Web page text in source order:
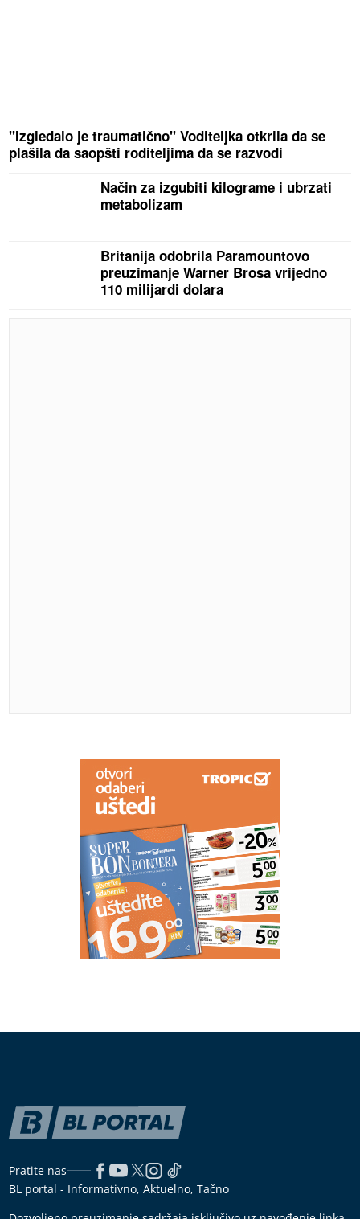
"Izgledalo je traumatično" Voditeljka otkrila da se
plašila da saopšti roditeljima da se razvodi
Način za izgubiti kilograme i ubrzati
metabolizam
Britanija odobrila Paramountovo
preuzimanje Warner Brosa vrijedno
110 milijardi dolara
Pratite nas
BL portal - Informativno, Aktuelno, Tačno